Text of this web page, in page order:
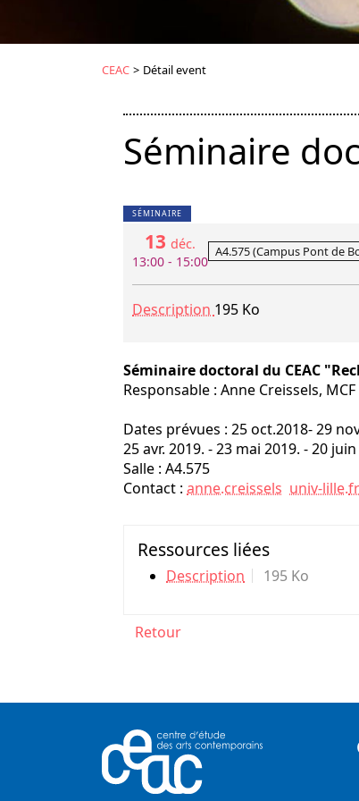
CEAC > Détail event
Séminaire
SÉMINAIRE
13 déc.
13:00 - 15:00
A4.575 (Campus Pont de
Description 195 Ko
Séminaire doctoral du CEAC
Responsable : Anne Creissels,
Dates prévues : 25 oct.2018- 29
25 avr. 2019. - 23 mai 2019. - 20
Salle : A4.575
Contact : anne.creissels univ-lille.fr
Ressources liées
Description 195 Ko
Retour